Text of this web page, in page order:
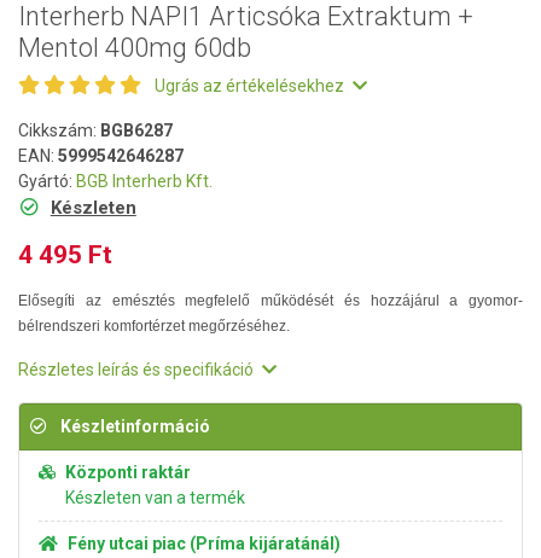
Interherb NAPI1 Articsóka Extraktum +
Mentol 400mg 60db
Ugrás az értékelésekhez
Cikkszám: BGB6287
EAN: 5999542646287
Gyártó: BGB Interherb Kft.
Készleten
4 495 Ft
Elősegíti az emésztés megfelelő működését és hozzájárul a gyomor-
bélrendszeri komfortérzet megőrzéséhez.
Részletes leírás és specifikáció
Készletinformáció
Központi raktár
Készleten van a termék
Fény utcai piac (Príma kijáratánál)